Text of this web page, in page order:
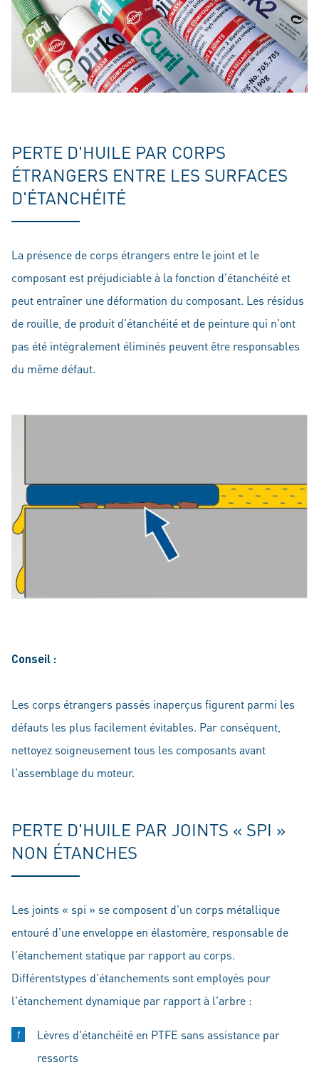
PERTE D'HUILE PAR CORPS
ÉTRANGERS ENTRE LES SURFACES
D'ÉTANCHÉITÉ
La présence de corps étrangers entre le joint et le
composant est préjudiciable à la fonction d'étanchéité et
peut entraîner une déformation du composant. Les résidus
de rouille, de produit d'étanchéité et de peinture qui n'ont
pas été intégralement éliminés peuvent être responsables
du même défaut.
Conseil :
Les corps étrangers passés inaperçus figurent parmi les
défauts les plus facilement évitables. Par conséquent,
nettoyez soigneusement tous les composants avant
l'assemblage du moteur.
PERTE D'HUILE PAR JOINTS « SPI »
NON ÉTANCHES
Les joints « spi » se composent d'un corps métallique
entouré d'une enveloppe en élastomère, responsable de
l'étanchement statique par rapport au corps.
Différentstypes d'étanchements sont employés pour
l'étanchement dynamique par rapport à l'arbre :
Lèvres d'étanchéité en PTFE sans assistance par
ressorts